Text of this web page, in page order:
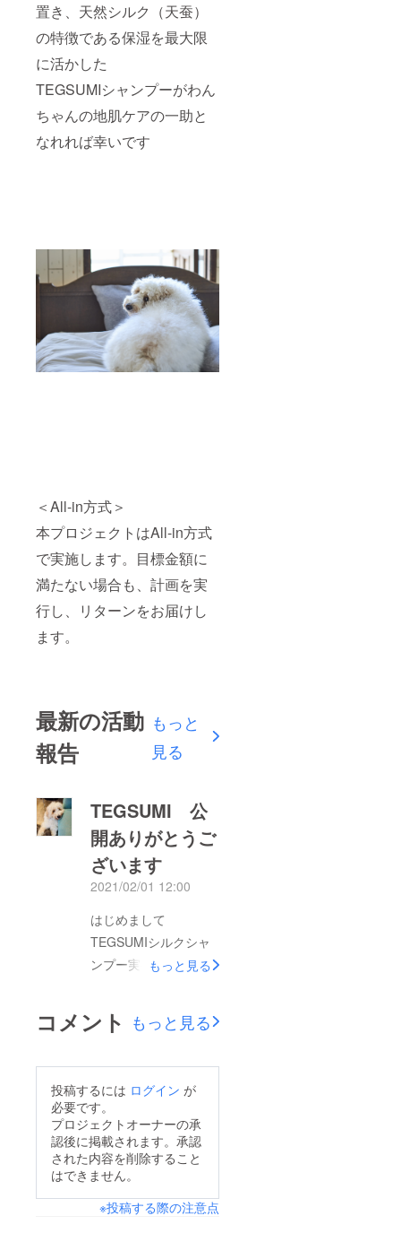
置き、天然シルク（天蚕）
の特徴である保湿を最大限
に活かした
TEGSUMIシャンプーがわん
ちゃんの地肌ケアの一助と
なれれば幸いです
＜All-in方式＞
本プロジェクトはAll-in方式
で実施します。目標金額に
満たない場合も、計画を実
行し、リターンをお届けし
ます。
最新の活動
報告
もっと
見る
TEGSUMI 公
開ありがとうご
ざいます
2021/02/01 12:00
はじめまして
TEGSUMIシルクシャ
ンプー実行者の(株)
させて頂きありがとう
じやさしさをぜひご支
援、拡散のご協力をお
願い致します！引き続
きよろしくお願い致し
ます！TEGSUMIチー
ムスタッフ一同
もっと見る
コメント もっと見る
投稿するには ログイン が
必要です。
プロジェクトオーナーの承
認後に掲載されます。承認
された内容を削除すること
はできません。
※投稿する際の注意点